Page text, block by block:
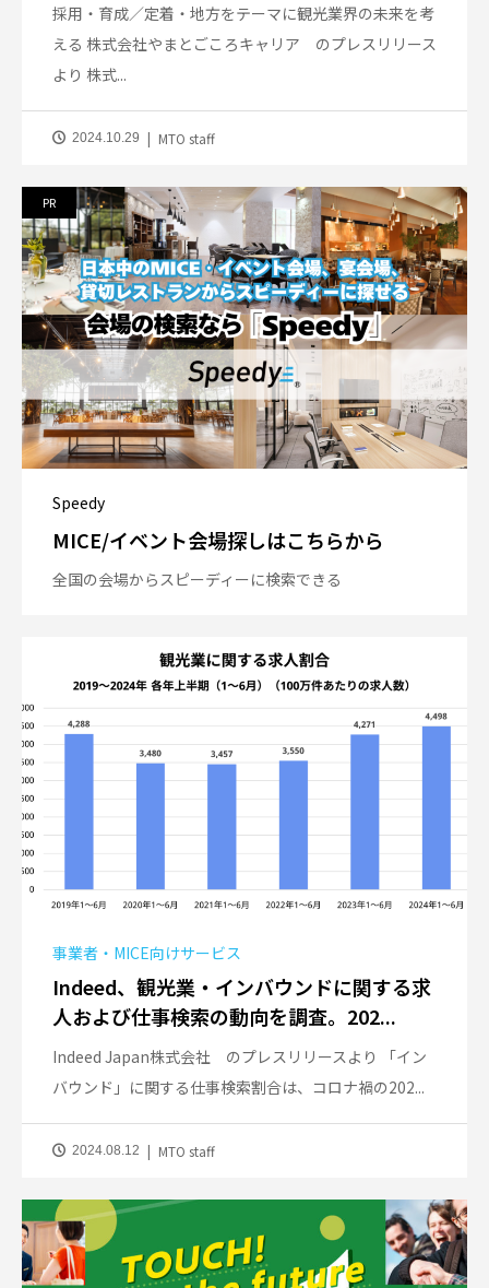
採用・育成／定着・地方をテーマに観光業界の未来を考
える 株式会社やまとごころキャリア のプレスリリース
より 株式...
2024.10.29 MTO staff
Speedy
MICE/イベント会場探しはこちらから
全国の会場からスピーディーに検索できる
PR
事業者・MICE向けサービス
Indeed、観光業・インバウンドに関する求
人および仕事検索の動向を調査。202...
Indeed Japan株式会社 のプレスリリースより 「イン
バウンド」に関する仕事検索割合は、コロナ禍の202...
2024.08.12 MTO staff